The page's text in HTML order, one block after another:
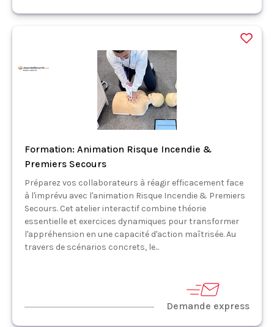
Formation: Animation Risque Incendie &
Premiers Secours
Préparez vos collaborateurs à réagir efficacement face
à l'imprévu avec l'animation Risque Incendie & Premiers
Secours. Cet atelier interactif combine théorie
essentielle et exercices dynamiques pour transformer
l'appréhension en une capacité d'action maîtrisée. Au
travers de scénarios concrets, le...
Demande express